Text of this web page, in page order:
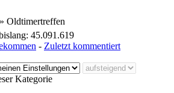
» Oldtimertreffen
45.091.619
- Zuletzt kommentiert
Kategorie